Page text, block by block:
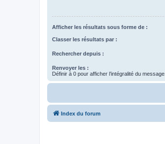
Afficher les résultats sous forme de :
Classer les résultats par :
Rechercher depuis :
Renvoyer les :
Définir à 0 pour afficher l’intégralité du message.
Index du forum